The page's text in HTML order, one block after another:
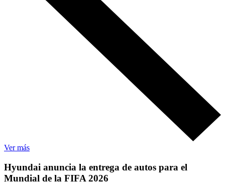
Ver más
Hyundai anuncia la entrega de autos para el
Mundial de la FIFA 2026